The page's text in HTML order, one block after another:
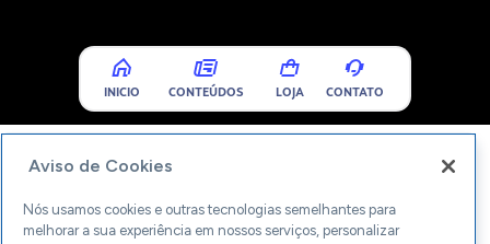
INICIO CONTEÚDOS LOJA CONTATO
Aviso de Cookies
Nós usamos cookies e outras tecnologias semelhantes para
melhorar a sua experiência em nossos serviços, personalizar